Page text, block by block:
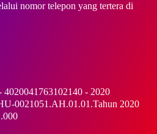
nomor telepon yang tertera di
4020041763102140 - 2020
0021051.AH.01.01.Tahun 2020